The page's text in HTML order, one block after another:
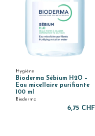
Hygiène
Bioderma Sébium H2O –
Eau micellaire purifiante
100 ml
Bioderma
6,75 CHF